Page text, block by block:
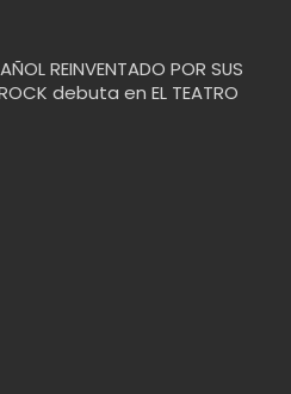
REINVENTADO POR SUS
debuta en EL TEATRO